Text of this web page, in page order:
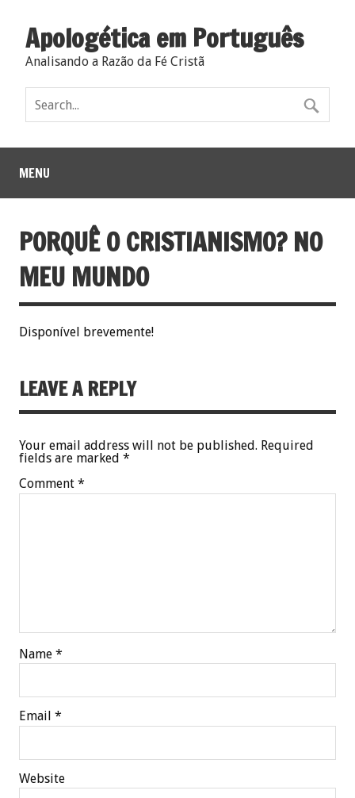
Apologética em Português
Analisando a Razão da Fé Cristã
MENU
PORQUÊ O CRISTIANISMO? NO
MEU MUNDO
Disponível brevemente!
LEAVE A REPLY
Your email address will not be published. Required
fields are marked *
Comment *
Name *
Email *
Website